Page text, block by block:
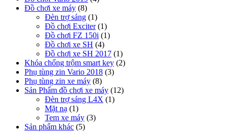
Đồ chơi xe máy (8)
Đèn trợ sáng (1)
Đồ chơi Exciter (1)
Đồ chơi FZ 150i (1)
Đồ chơi xe SH (4)
Đồ chơi xe SH 2017 (1)
Khóa chống trộm smart key (2)
Phụ tùng zin Vario 2018 (3)
Phụ tùng zin xe máy (8)
Sản Phẩm đồ chơi xe máy (12)
Đèn trợ sáng L4X (1)
Mặt nạ (1)
Tem xe máy (3)
Sản phẩm khác (5)